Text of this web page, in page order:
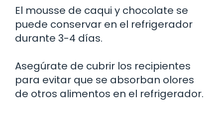
El mousse de caqui y chocolate se
puede conservar en el refrigerador
durante 3-4 días.
Asegúrate de cubrir los recipientes
para evitar que se absorban olores
de otros alimentos en el refrigerador.